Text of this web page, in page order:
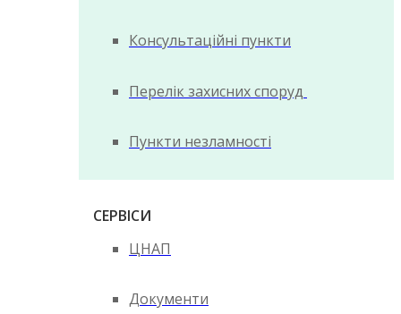
Консультаційні пункти
Перелік захисних споруд
Пункти незламності
СЕРВІСИ
ЦНАП
Документи